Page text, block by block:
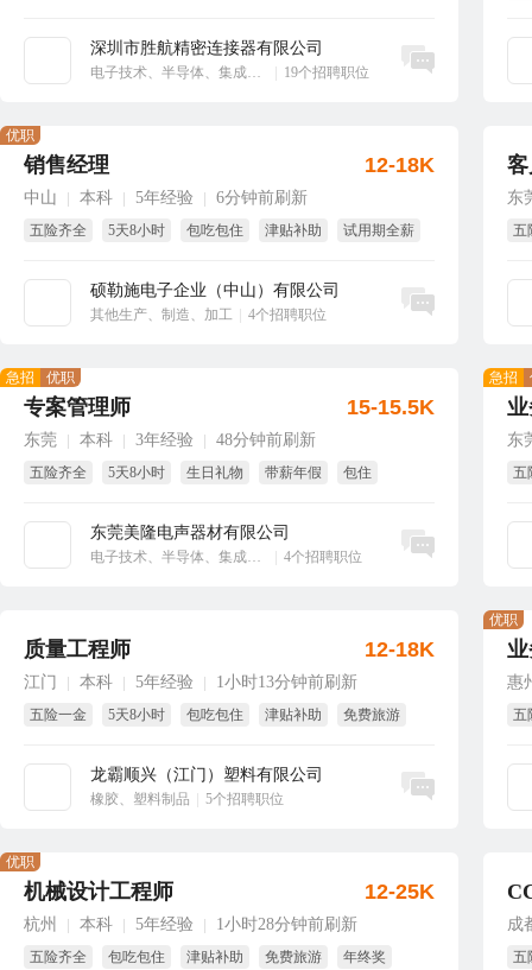
深圳市胜航精密连接器有限公司
电子技术、半导体、集成电路 19个招聘职位
立即沟通
销售经理
中山 本科 5年经验 6分钟前刷新
五险齐全 5天8小时 包吃包住 津贴补助
试用期全薪
硕勒施电子企业（中山）有限公司
其他生产、制造、加工 4个招聘职位
优职
12-18K
立即沟通
东
五
专案管理师
东莞 本科 3年经验 48分钟前刷新
五险齐全 5天8小时 生日礼物 带薪年假 包住
东莞美隆电声器材有限公司
电子技术、半导体、集成电路 4个招聘职位
急招 优职
15-15.5K
立即沟通
东
五
急招
质量工程师
江门 本科 5年经验 1小时13分钟前刷新
五险一金 5天8小时 包吃包住 津贴补助
免费旅游
龙霸顺兴（江门）塑料有限公司
橡胶、塑料制品 5个招聘职位
12-18K
立即沟通
惠
五
优职
机械设计工程师
杭州 本科 5年经验 1小时28分钟前刷新
五险齐全 包吃包住 津贴补助 免费旅游
年终奖
优职
12-25K
成
五